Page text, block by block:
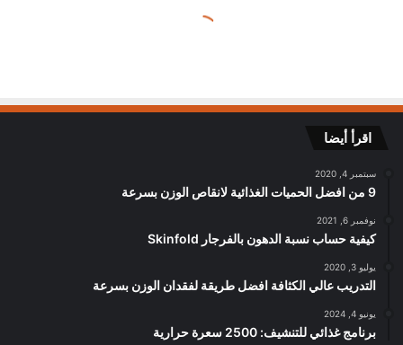
اقرأ أيضا
سبتمبر 4, 2020
9 من افضل الحميات الغذائية لانقاص الوزن بسرعة
نوفمبر 6, 2021
كيفية حساب نسبة الدهون بالفرجار Skinfold
يوليو 3, 2020
التدريب عالي الكثافة افضل طريقة لفقدان الوزن بسرعة
يونيو 4, 2024
برنامج غذائي للتنشيف: 2500 سعرة حرارية